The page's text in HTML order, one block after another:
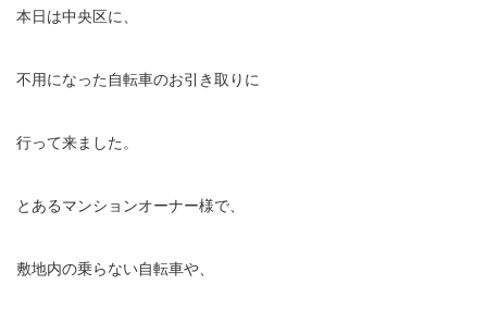
本日は中央区に、
不用になった自転車のお引き取りに
行って来ました。
とあるマンションオーナー様で、
敷地内の乗らない自転車や、